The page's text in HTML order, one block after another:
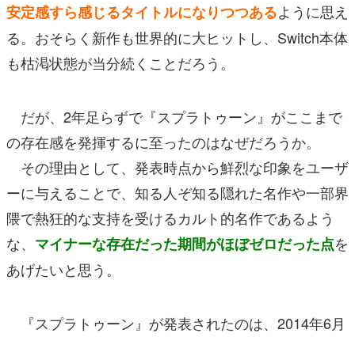
安定感すら感じるタイトルになりつつあるように思え
る。おそらく新作も世界的に大ヒットし、Switch本体
も枯渇状態が当分続くことだろう。
だが、2年足らずで『スプラトゥーン』がここまで
の存在感を発揮するに至ったのはなぜだろうか。
その理由として、発表時点から鮮烈な印象をユーザ
ーに与えることで、知る人ぞ知る隠れた名作や一部界
隈で熱狂的な支持を受けるカルト的名作であるよう
な、 マイナーな存在だった期間がほぼゼロだった点を
あげたいと思う。
『スプラトゥーン』が発表されたのは、2014年6月